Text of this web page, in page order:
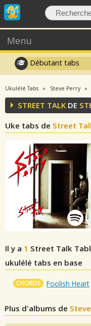
Menu
Débutant tabs
Ukulélé Tabs Steve Perry
STREET TALK DE
Uke tabs de Street
Il y a 1 Street Talk
ukulélé tabs en base
CHORDS Foolish Heart
Plus d'albums de